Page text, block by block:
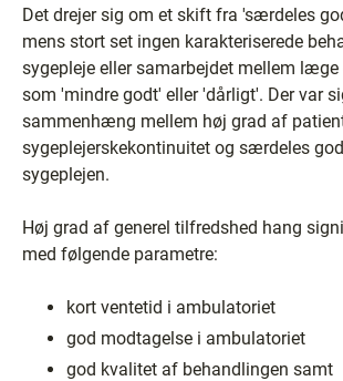
Det drejer sig om et skift fra 'særdeles
mens stort set ingen karakteriserede
sygepleje eller samarbejdet mellem læge
som 'mindre godt' eller 'dårligt'. Der var
sammenhæng mellem høj grad af
sygeplejerskekontinuitet og særdeles
sygeplejen.
Høj grad af generel tilfredshed hang
med følgende parametre:
kort ventetid i ambulatoriet
god modtagelse i ambulatoriet
god kvalitet af behandlingen samt